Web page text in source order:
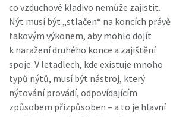
co vzduchové kladivo nemůže zajistit.
Nýt musí být „stlačen“ na koncích právě
takovým výkonem, aby mohlo dojít
k naražení druhého konce a zajištění
spoje. V letadlech, kde existuje mnoho
typů nýtů, musí být nástroj, který
nýtování provádí, odpovídajícím
způsobem přizpůsoben – a to je hlavní